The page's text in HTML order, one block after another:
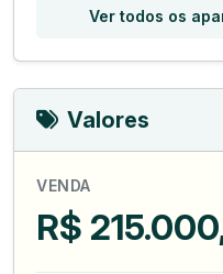
Ver todos os
Valores
VENDA
R$